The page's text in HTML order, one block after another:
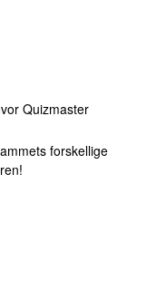
Quizmaster
forskellige